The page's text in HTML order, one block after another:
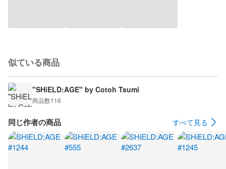
似ている商品
"SHiELD:AGE" by Cotoh Tsumi
商品数116
同じ作者の商品 すべて見る